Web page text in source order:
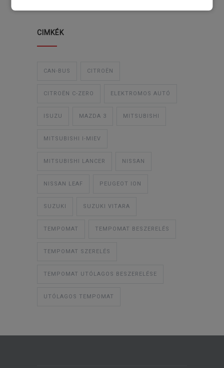
CIMKÉK
CAN-BUS CITROËN
CITROËN C-ZERO ELEKTROMOS AUTÓ
ISUZU MAZDA 3 MITSUBISHI
MITSUBISHI I-MIEV
MITSUBISHI LANCER NISSAN
NISSAN LEAF PEUGEOT ION
SUZUKI SUZUKI VITARA
TEMPOMAT TEMPOMAT BESZERELÉS
TEMPOMAT SZERELÉS
TEMPOMAT UTÓLAGOS BESZERELÉSE
UTÓLAGOS TEMPOMAT